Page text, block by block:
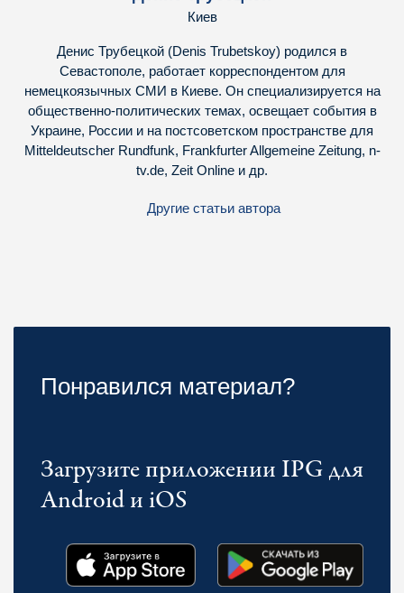
Киев
Денис Трубецкой (Denis Trubetskoy) родился в
Севастополе, работает корреспондентом для
немецкоязычных СМИ в Киеве. Он специализируется на
общественно-политических темах, освещает события в
Украине, России и на постсоветском пространстве для
Mitteldeutscher Rundfunk, Frankfurter Allgemeine Zeitung, n-
tv.de, Zeit Online и др.
Другие статьи автора
Понравился материал?
Загрузите приложении IPG для
Android и iOS